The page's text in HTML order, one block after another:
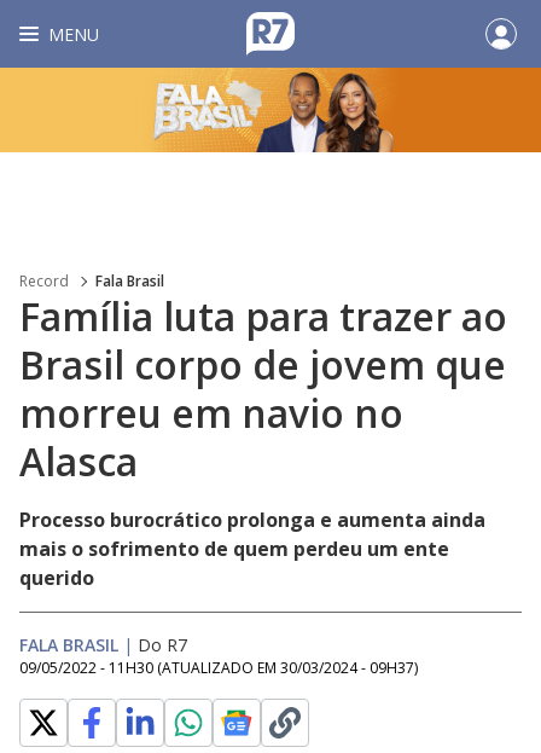
MENU
Record Fala Brasil
Família luta para trazer ao
Brasil corpo de jovem que
morreu em navio no
Alasca
Processo burocrático prolonga e aumenta ainda
mais o sofrimento de quem perdeu um ente
querido
FALA BRASIL | Do R7
09/05/2022 - 11H30 (ATUALIZADO EM 30/03/2024 - 09H37)